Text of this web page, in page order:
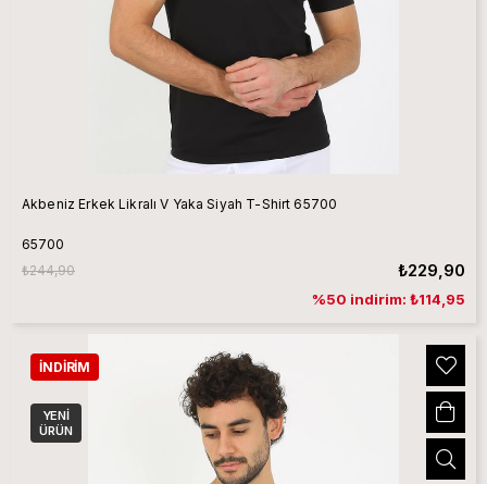
Akbeniz Erkek Likralı V Yaka Siyah T-Shirt 65700
65700
₺229,90
₺244,90
%50 indirim: ₺114,95
İNDIRIM
YENI
ÜRÜN